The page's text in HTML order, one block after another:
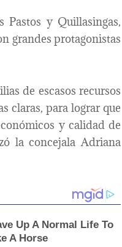
y Quillasingas,
grandes protagonistas
de escasos recursos
claras, para lograr que
y calidad de
la concejala Adriana